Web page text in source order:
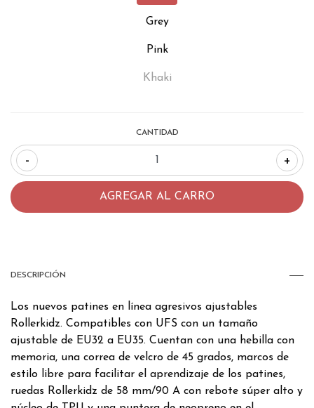
Grey
Pink
Khaki
CANTIDAD
- +
DESCRIPCIÓN
Los nuevos patines en línea agresivos ajustables
Rollerkidz. Compatibles con UFS con un tamaño
ajustable de EU32 a EU35. Cuentan con una hebilla con
memoria, una correa de velcro de 45 grados, marcos de
estilo libre para facilitar el aprendizaje de los patines,
ruedas Rollerkidz de 58 mm/90 A con rebote súper alto y